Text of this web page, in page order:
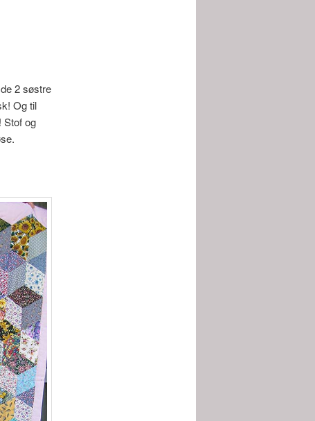
2 søstre
Og til
Stof og